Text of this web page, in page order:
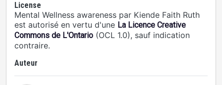
License
Mental Wellness awareness par Kiende Faith Ruth
est autorisé en vertu d'une La Licence Creative
Commons de L'Ontario (OCL 1.0), sauf indication
contraire.
Auteur